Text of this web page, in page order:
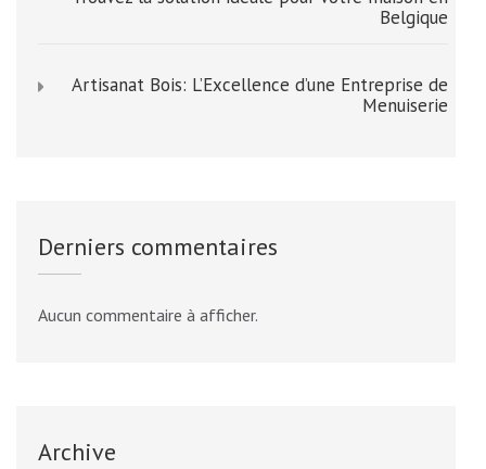
Belgique
Artisanat Bois: L’Excellence d’une Entreprise de
Menuiserie
Derniers commentaires
Aucun commentaire à afficher.
Archive